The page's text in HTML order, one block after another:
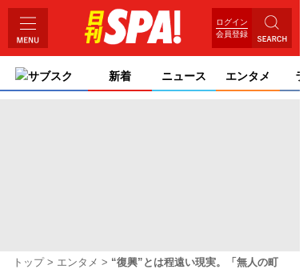
ログイン
会員登録
サブスク 新着 ニュース エンタメ
トップ エンタメ
“復興”とは程遠い現実。「無人の町